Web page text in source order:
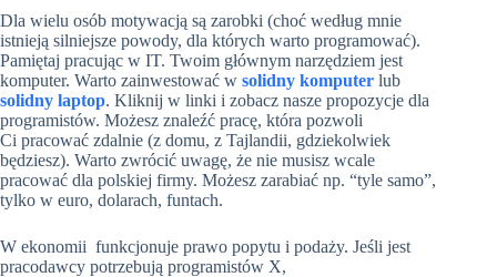
Dla wielu osób motywacją są zarobki (choć według mnie
istnieją silniejsze powody, dla których warto programować).
Pamiętaj pracując w IT. Twoim głównym narzędziem jest
komputer. Warto zainwestować w solidny komputer lub
solidny laptop. Kliknij w linki i zobacz nasze propozycje dla
programistów. Możesz znaleźć pracę, która pozwoli
Ci pracować zdalnie (z domu, z Tajlandii, gdziekolwiek
będziesz). Warto zwrócić uwagę, że nie musisz wcale
pracować dla polskiej firmy. Możesz zarabiać np. “tyle samo”,
tylko w euro, dolarach, funtach.
W ekonomii funkcjonuje prawo popytu i podaży. Jeśli jest
pracodawcy potrzebują programistów X,